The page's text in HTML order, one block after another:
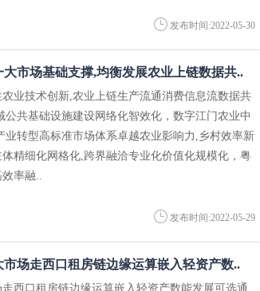
发布时间:2022-05-30
市场基础支撑,均衡发展农业上链数据共..
业技术创新,农业上链生产流通消费信息流数据共
共基础设施建设网络化智效化，数字江门农业中
转型高标准市场体系卓越农业影响力,乡村效率新
精细化网格化,跨界融洽专业化价值化规模化，粤
率融..
发布时间:2022-05-29
场走西口租房链边缘运算嵌入轻资产数..
西口租房链边缘运算嵌入轻资产数能发展可选通